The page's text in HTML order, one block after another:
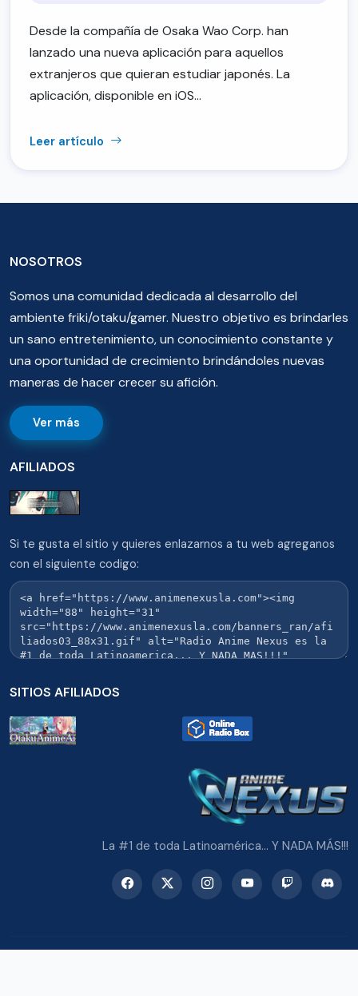
Desde la compañía de Osaka Wao Corp. han
lanzado una nueva aplicación para aquellos
extranjeros que quieran estudiar japonés. La
aplicación, disponible en iOS…
Leer artículo
NOSOTROS
Somos una comunidad dedicada al desarrollo del
ambiente friki/otaku/gamer. Nuestro objetivo es brindarles
un sano entretenimiento, un conocimiento constante y
una oportunidad de crecimiento brindándoles nuevas
maneras de hacer crecer su afición.
Ver más
AFILIADOS
Si te gusta el sitio y quieres enlazarnos a tu web agreganos
con el siguiente codigo:
SITIOS AFILIADOS
La #1 de toda Latinoamérica... Y NADA MÁS!!!